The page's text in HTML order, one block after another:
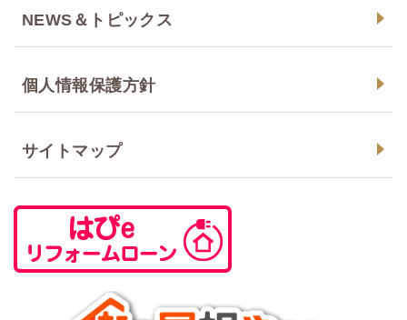
NEWS＆トピックス
個人情報保護方針
サイトマップ